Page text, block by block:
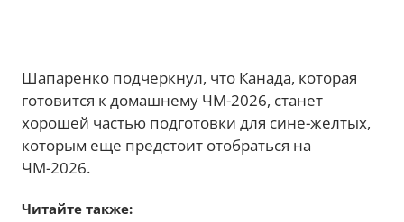
Шапаренко подчеркнул, что Канада, которая
готовится к домашнему ЧМ-2026, станет
хорошей частью подготовки для сине-желтых,
которым еще предстоит отобраться на
ЧМ-2026.
Читайте также: